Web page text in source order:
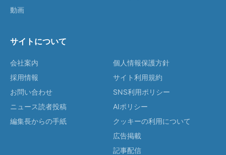
動画
サイトについて
会社案内
採用情報
お問い合わせ
ニュース読者投稿
編集長からの手紙
個人情報保護方針
サイト利用規約
SNS利用ポリシー
AIポリシー
クッキーの利用について
広告掲載
記事配信